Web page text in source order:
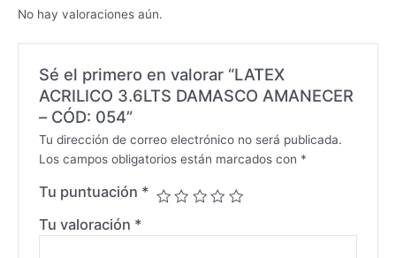
No hay valoraciones aún.
Sé el primero en valorar “LATEX
ACRILICO 3.6LTS DAMASCO AMANECER
– CÓD: 054”
Tu dirección de correo electrónico no será publicada.
Los campos obligatorios están marcados con *
Tu puntuación *
Tu valoración *